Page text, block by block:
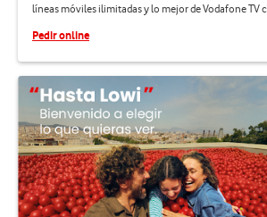
líneas móviles ilimitadas y lo mejor de Vodafone TV
Pedir online